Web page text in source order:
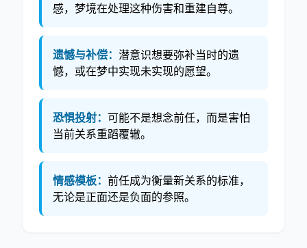
感，梦境在处理这种伤害和重建自尊。
遗憾与补偿： 潜意识想要弥补当时的遗
憾，或在梦中实现未实现的愿望。
恐惧投射： 可能不是想念前任，而是害怕
当前关系重蹈覆辙。
情感模板： 前任成为衡量新关系的标准，
无论是正面还是负面的参照。